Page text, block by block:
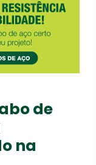
de
na